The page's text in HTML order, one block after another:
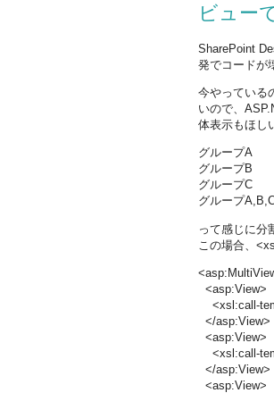
ビュー
SharePoint
発でコードが
今やっている
いので、
体表示もほし
グループA
グループB
グループC
グループ
って感じに分
この場合、
<asp:View>
<xsl:call-
</asp:View>
<asp:View>
<xsl:call-
</asp:View>
<asp:View>